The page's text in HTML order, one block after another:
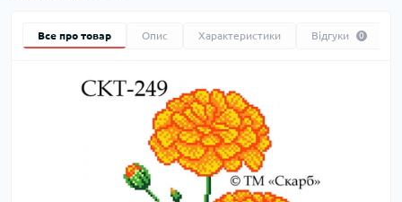
Все про товар Опис Характеристики Відгуки 0